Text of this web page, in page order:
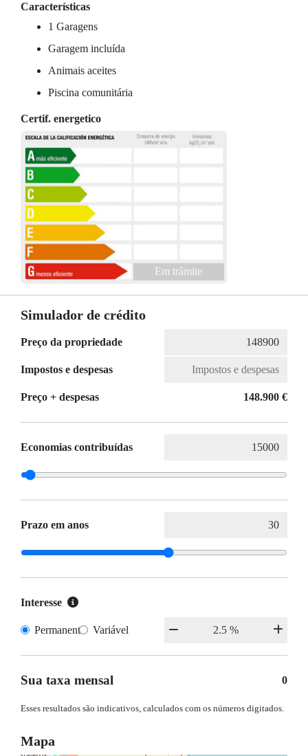
Características
1 Garagens
Garagem incluída
Animais aceites
Piscina comunitária
Certif. energetico
Em trâmite
Simulador de crédito
Preço da propriedade
Impostos e despesas
Preço + despesas 148.900 €
Economias contribuídas
Prazo em anos
Interesse
Permanente Variável
Sua taxa mensal 0
Esses resultados são indicativos, calculados com os números digitados.
Mapa